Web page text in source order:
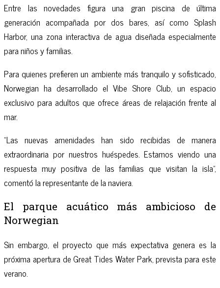
Entre las novedades figura una gran piscina de última
generación acompañada por dos bares, así como Splash
Harbor, una zona interactiva de agua diseñada especialmente
para niños y familias.
Para quienes prefieren un ambiente más tranquilo y sofisticado,
Norwegian ha desarrollado el Vibe Shore Club, un espacio
exclusivo para adultos que ofrece áreas de relajación frente al
mar.
“Las nuevas amenidades han sido recibidas de manera
extraordinaria por nuestros huéspedes. Estamos viendo una
respuesta muy positiva de las familias que visitan la isla”,
comentó la representante de la naviera.
El parque acuático más ambicioso de
Norwegian
Sin embargo, el proyecto que más expectativa genera es la
próxima apertura de Great Tides Water Park, prevista para este
verano.